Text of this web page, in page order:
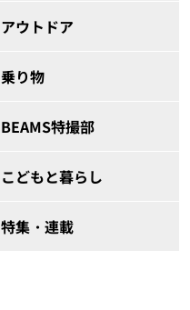
アウトドア
乗り物
BEAMS特撮部
こどもと暮らし
特集・連載